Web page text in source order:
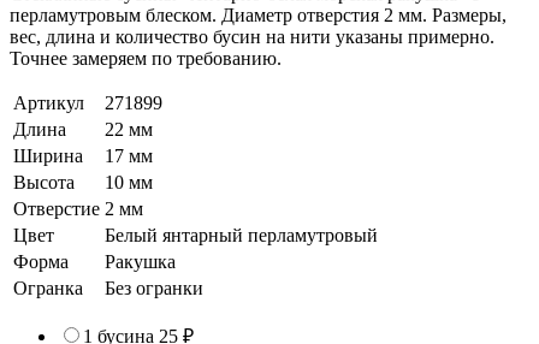
перламутровым блеском. Диаметр отверстия 2 мм. Размеры,
вес, длина и количество бусин на нити указаны примерно.
Точнее замеряем по требованию.
Артикул
271899
Длина
22 мм
Ширина
17 мм
Высота
10 мм
Отверстие 2 мм
Цвет
Белый янтарный перламутровый
Форма
Ракушка
Огранка
Без огранки
1 бусина 25 ₽